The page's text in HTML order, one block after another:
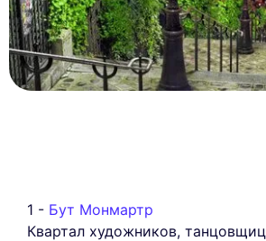
1 - Бут Монмартр
Квартал художников, танцовщиц